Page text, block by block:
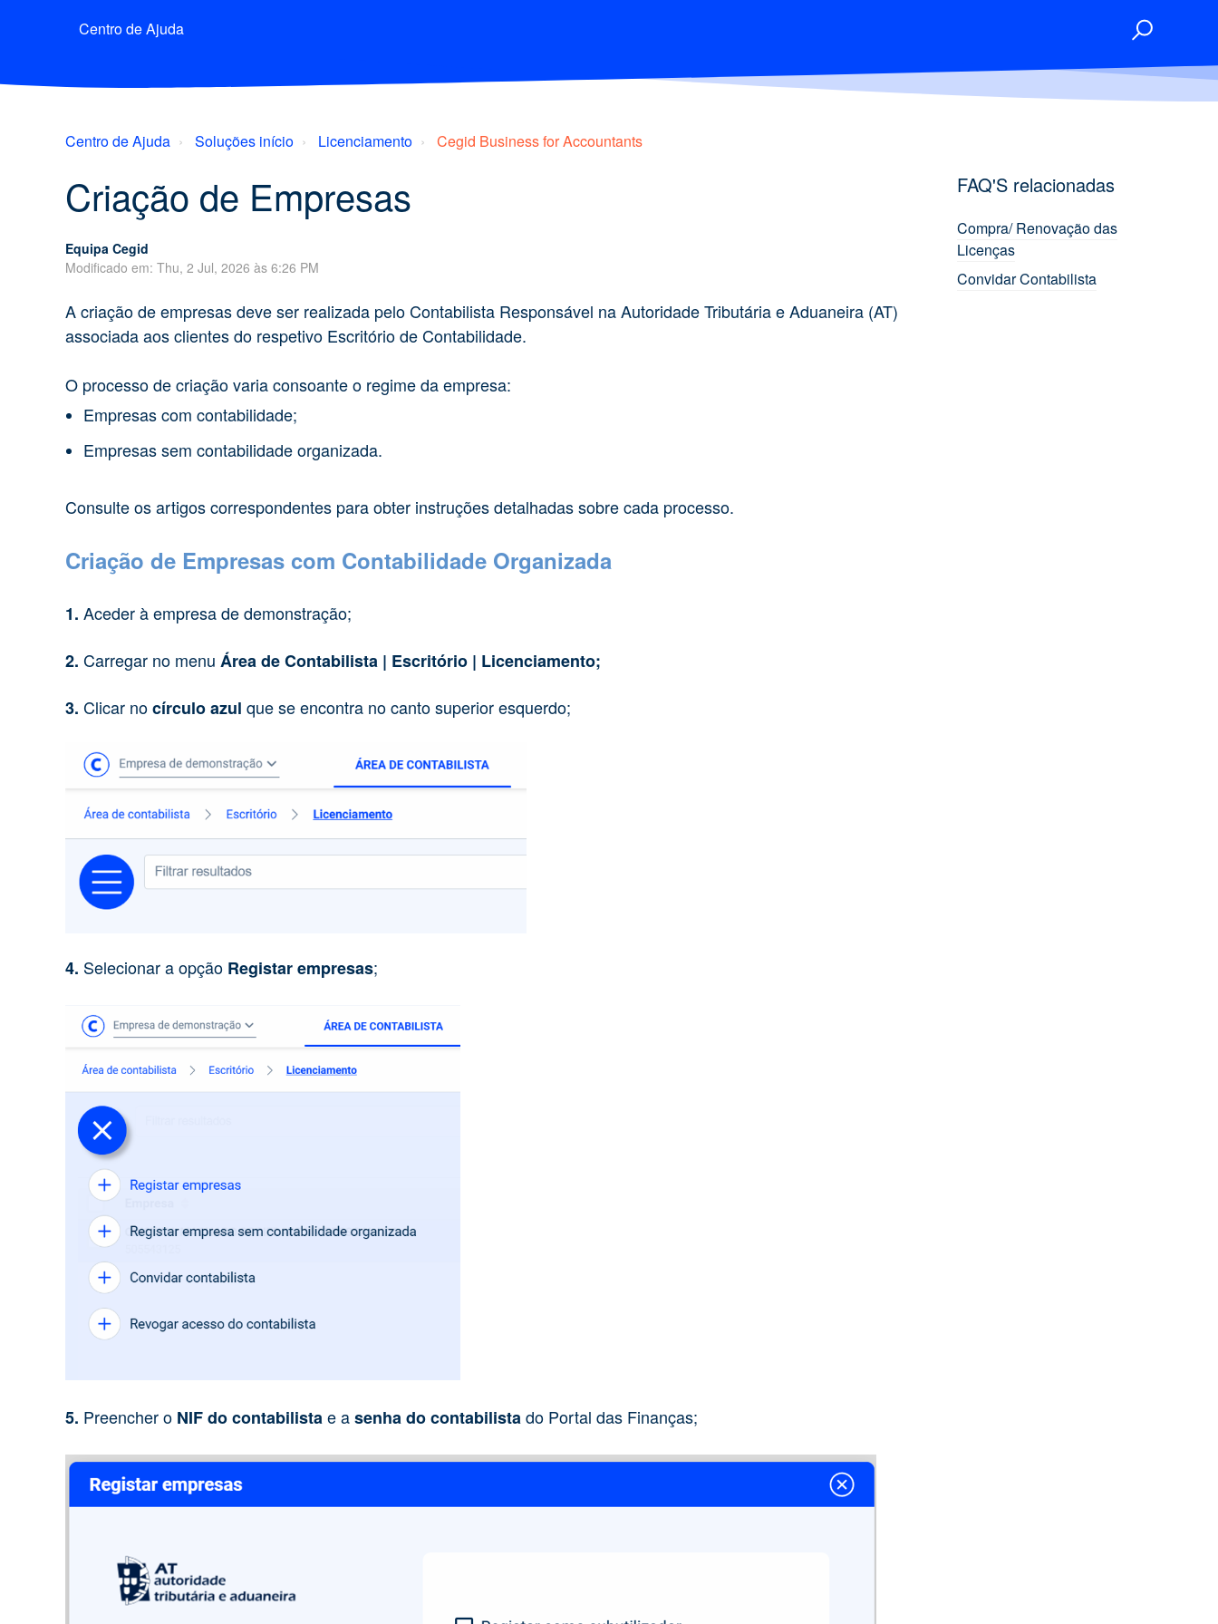
Centro de Ajuda
Centro de Ajuda Soluções início Licenciamento Cegid Business for Accountants
Criação de Empresas
Equipa Cegid
Modificado em: Thu, 2 Jul, 2026 às 6:26 PM
A criação de empresas deve ser realizada pelo Contabilista Responsável na Autoridade Tributária e Aduaneira (AT)
associada aos clientes do respetivo Escritório de Contabilidade.
O processo de criação varia consoante o regime da empresa:
Empresas com contabilidade;
Empresas sem contabilidade organizada.
Consulte os artigos correspondentes para obter instruções detalhadas sobre cada processo.
Criação de Empresas com Contabilidade Organizada
1. Aceder à empresa de demonstração;
2. Carregar no menu Área de Contabilista | Escritório | Licenciamento;
3. Clicar nocírculo azul que se encontra no canto superior esquerdo;
4. Selecionar a opção Registar empresas;
5. Preencher o NIF do contabilistae asenha do contabilistado Portal das Finanças;
FAQ'S relacionadas
Compra/ Renovação das
Licenças
Convidar Contabilista